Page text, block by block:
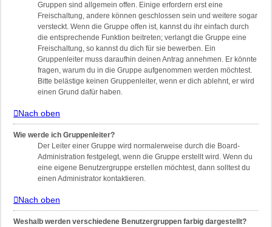
Gruppen sind allgemein offen. Einige erfordern erst eine
Freischaltung, andere können geschlossen sein und weitere sogar
versteckt. Wenn die Gruppe offen ist, kannst du ihr einfach durch
die entsprechende Funktion beitreten; verlangt die Gruppe eine
Freischaltung, so kannst du dich für sie bewerben. Ein
Gruppenleiter muss daraufhin deinen Antrag annehmen. Er könnte
fragen, warum du in die Gruppe aufgenommen werden möchtest.
Bitte belästige keinen Gruppenleiter, wenn er dich ablehnt, er wird
einen Grund dafür haben.
Nach oben
Wie werde ich Gruppenleiter?
Der Leiter einer Gruppe wird normalerweise durch die Board-
Administration festgelegt, wenn die Gruppe erstellt wird. Wenn du
eine eigene Benutzergruppe erstellen möchtest, dann solltest du
einen Administrator kontaktieren.
Nach oben
Weshalb werden verschiedene Benutzergruppen farbig dargestellt?